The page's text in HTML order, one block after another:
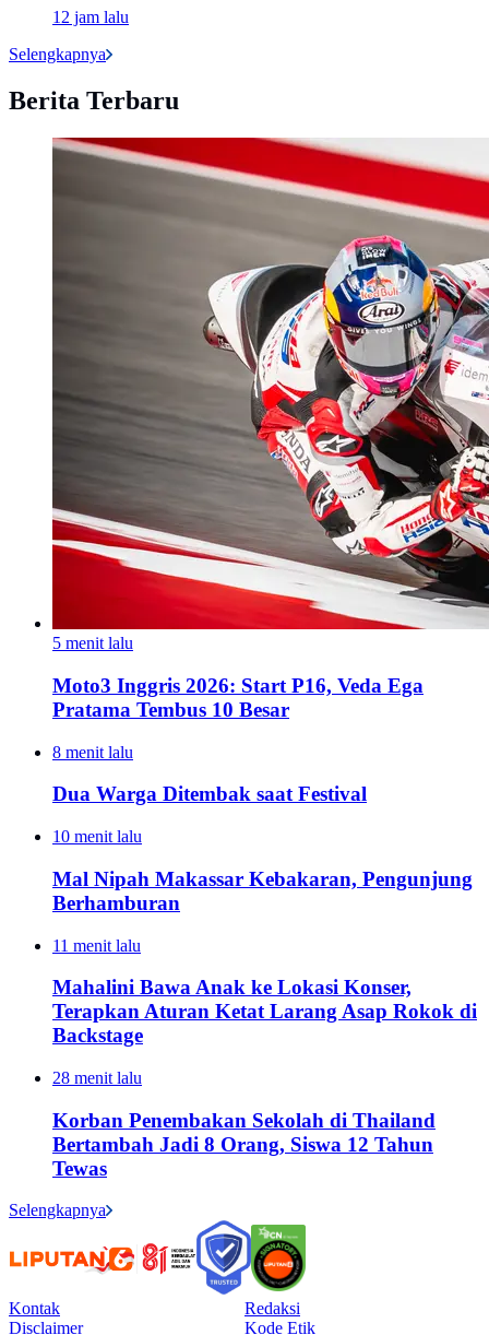
12 jam lalu
Selengkapnya
Berita Terbaru
5 menit lalu
Moto3 Inggris 2026: Start P16, Veda Ega
Pratama Tembus 10 Besar
8 menit lalu
Dua Warga Ditembak saat Festival
10 menit lalu
Mal Nipah Makassar Kebakaran, Pengunjung
Berhamburan
11 menit lalu
Mahalini Bawa Anak ke Lokasi Konser,
Terapkan Aturan Ketat Larang Asap Rokok di
Backstage
28 menit lalu
Korban Penembakan Sekolah di Thailand
Bertambah Jadi 8 Orang, Siswa 12 Tahun
Tewas
Selengkapnya
Kontak
Redaksi
Disclaimer
Kode Etik